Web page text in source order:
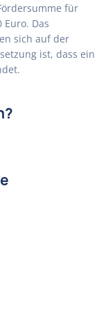
für
Das
sich auf der
ist, dass ein